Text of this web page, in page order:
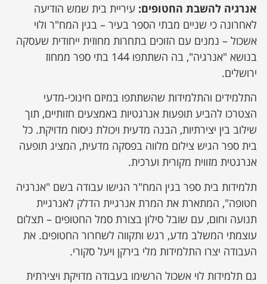
אנרגיה להשבת החטופים: עיריית בית שמש הודיעה
לאחרונה כי שניים מבתי הספר בעיר – בגין המח"ר ולוי
אשכול – נמנים עם הזוכים בתחרות מחוזית ייחודית שעסקה
בנושא "אנרגיה", בה השתתפו 144 בתי ספר ממחוז
ירושלים.
התלמידים והתלמידות שהשתתפו במיזם חינוכי-מדעי
הצטרכו להביע תופעות אנרגטיות באמצעים חזותיים, תוך
שילוב בין יצירתיות, הבנה מדעית ויכולת ניסוח מדויקת. כל
בית ספר הגיש צילום מלווה בפסקה מדעית, המציג תופעה
אנרגטית מזווית מקורית וערכית.
תלמידות בית ספר בגין המח"ר הגישו עבודה בשם "אנרגיה
חטופה", המתארת את המרת אנרגיית הדלק לאנרגיית
תנועה וחום, עם שובל סילון בצורת סמל החטופים – תצלום
עוצמתי המשלב מדע, רגש ותקווה לשחרור החטופים. את
העבודה יצרו התלמידות מלי בירקן ויעל סקורי.
גם תלמידות לוי אשכול הרשימו בעבודה מדויקת ויצירתית